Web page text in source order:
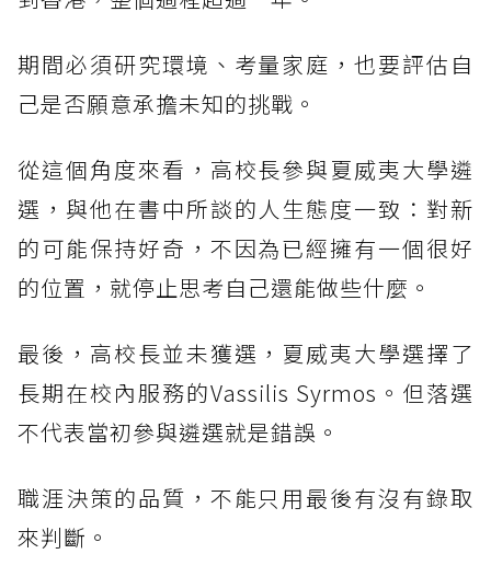
期間必須研究環境、考量家庭，也要評估自
己是否願意承擔未知的挑戰。
從這個角度來看，高校長參與夏威夷大學遴
選，與他在書中所談的人生態度一致：對新
的可能保持好奇，不因為已經擁有一個很好
的位置，就停止思考自己還能做些什麼。
最後，高校長並未獲選，夏威夷大學選擇了
長期在校內服務的Vassilis Syrmos。但落選
不代表當初參與遴選就是錯誤。
職涯決策的品質，不能只用最後有沒有錄取
來判斷。